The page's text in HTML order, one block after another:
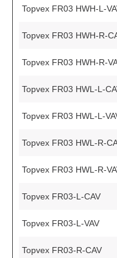
Topvex FR03 HWH-L-
Topvex FR03 HWH-R-
Topvex FR03 HWH-R-
Topvex FR03 HWL-L-
Topvex FR03 HWL-L-
Topvex FR03 HWL-R-
Topvex FR03 HWL-R-
Topvex FR03-L-CAV
Topvex FR03-L-VAV
Topvex FR03-R-CAV